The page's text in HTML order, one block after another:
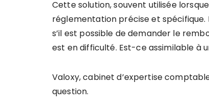
Cette solution, souvent utilisée
réglementation précise et spécifique.
s’il est possible de demander le
est en difficulté. Est-ce assimilable à
Valoxy, cabinet d’expertise
question.